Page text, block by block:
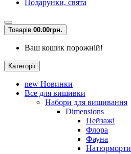
Подарунки, свята
Товарів 00.00грн.
Ваш кошик порожній!
Категорії
new Новинки
Все для вишивки
Набори для вишивання
Dimensions
Пейзажі
Флора
Фауна
Натюрморти